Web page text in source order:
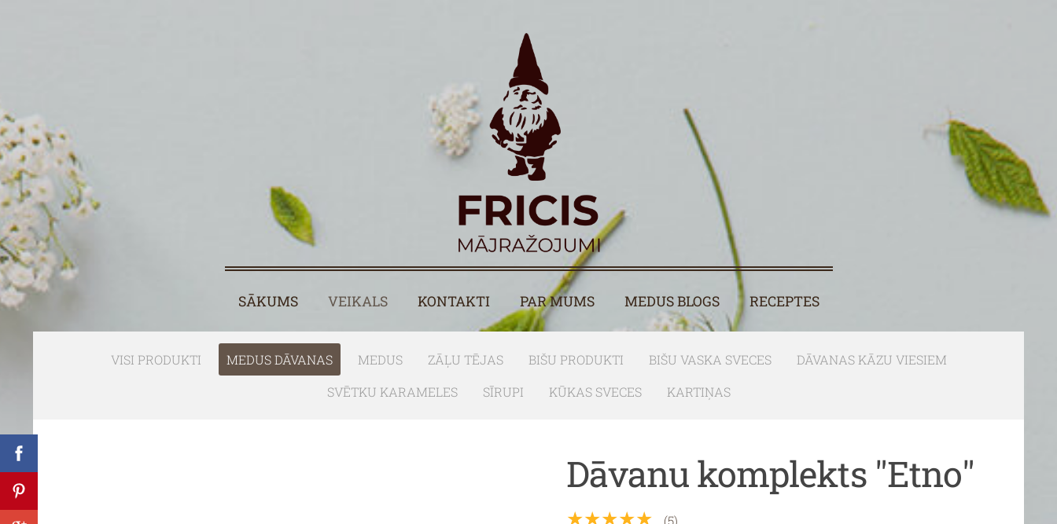
SĀKUMS VEIKALS KONTAKTI PAR MUMS MEDUS BLOGS RECEPTES
VISI PRODUKTI MEDUS DĀVANAS MEDUS ZĀĻU TĒJAS BIŠU PRODUKTI BIŠU VASKA SVECES
DĀVANAS KĀZU VIESIEM
SVĒTKU KARAMELES
SĪRUPI KŪKAS SVECES KARTIŅAS
Dāvanu komplekts "Etno"
★★★★★ (5)